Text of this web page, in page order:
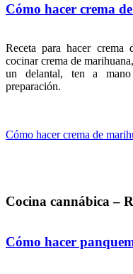
Cómo hacer crema
Receta para hacer crema
cocinar crema de
un delantal, ten a
preparación.
Cómo hacer crema de
Cocina cannábica –
Cómo hacer